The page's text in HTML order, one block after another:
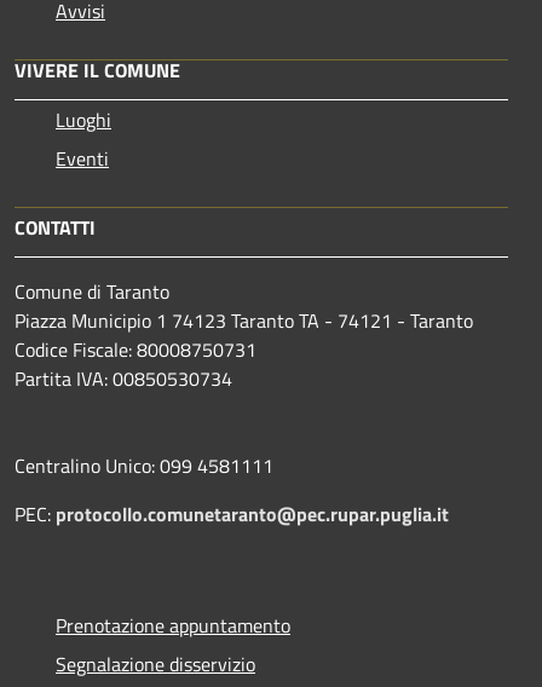
Avvisi
VIVERE IL COMUNE
Luoghi
Eventi
CONTATTI
Comune di Taranto
Piazza Municipio 1 74123 Taranto TA - 74121 - Taranto
Codice Fiscale: 80008750731
Partita IVA: 00850530734
Centralino Unico: 099 4581111
PEC: protocollo.comunetaranto@pec.rupar.puglia.it
Prenotazione appuntamento
Segnalazione disservizio